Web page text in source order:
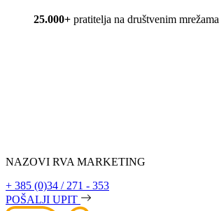
25.000+ pratitelja na društvenim mrežama
NAZOVI RVA MARKETING
+ 385 (0)34 / 271 - 353
POŠALJI UPIT